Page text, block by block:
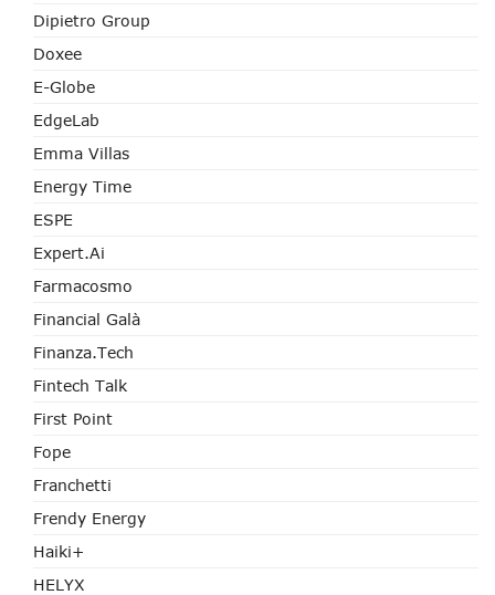
Dipietro Group
Doxee
E-Globe
EdgeLab
Emma Villas
Energy Time
ESPE
Expert.ai
Farmacosmo
Financial Galà
Finanza.tech
Fintech Talk
First Point
Fope
Franchetti
Frendy Energy
Haiki+
HELYX